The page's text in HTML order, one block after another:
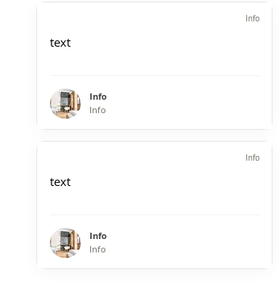
Info
text
Info
Info
Info
text
Info
Info